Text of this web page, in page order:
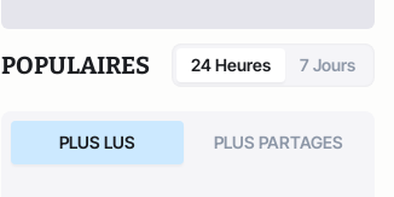
POPULAIRES 24 Heures 7 Jours
PLUS LUS PLUS PARTAGES